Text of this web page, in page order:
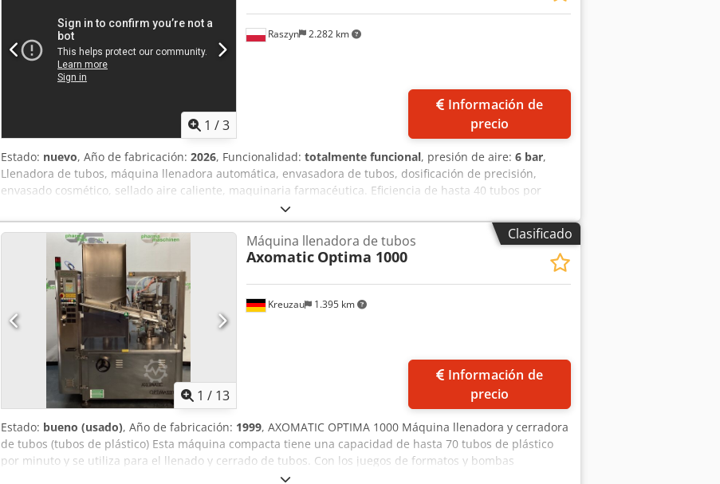
1 /3
Raszyn 2.282 km
precio
Estado: nuevo, Año de fabricación: 2026, Funcionalidad: totalmente funcional, presión de aire: 6 bar,
Llenadora de tubos, máquina llenadora automática, envasadora de tubos, dosificación de precisión,
envasado cosmético, sellado aire caliente, maquinaria farmacéutica. Eficiencia de hasta 40 tubos por
minuto Dosis de 5 ml a 270 ml Diámetro del tubo de 19 mm a 50 mm Altura del tubo de 70 a 210 mm
Hecho en Polonia Un formato incluido Altura de la máquina 1.9m Longitud de la máquina 1.7m Ancho de
la máquina 1.3m Máquina disponible para ver y probar en las instalaciones de la empresa. Cjdpfx Ajk
Abyvekterf Jedliński Packaging sp. z o.o. ul. Wodna 3 05-090, Raszyn Polonia
Clasificado
1 / 13
Kreuzau 1.395 km
Máquina llenadora de tubos
Axomatic Optima 1000
precio
Estado: bueno (usado), Año de fabricación: 1999, AXOMATIC OPTIMA 1000 Máquina llenadora y cerradora
de tubos (tubos de plástico) Esta máquina compacta tiene una capacidad de hasta 70 tubos de plástico
por minuto y se utiliza para el llenado y cerrado de tubos. Con los juegos de formatos y bombas
adecuados, la máquina puede cubrir los siguientes rangos de trabajo: Cedpfjx Rqlfox Akterf Diámetro de